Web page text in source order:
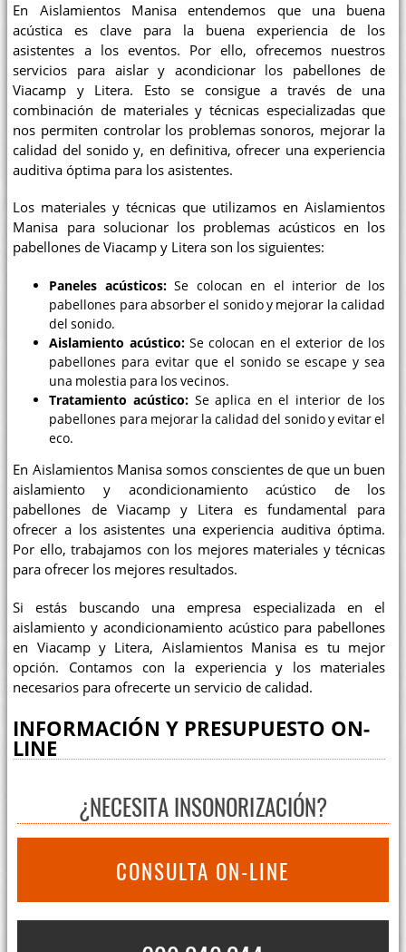
En Aislamientos Manisa entendemos que una buena
acústica es clave para la buena experiencia de los
asistentes a los eventos. Por ello, ofrecemos nuestros
servicios para aislar y acondicionar los pabellones de
Viacamp y Litera. Esto se consigue a través de una
combinación de materiales y técnicas especializadas que
nos permiten controlar los problemas sonoros, mejorar la
calidad del sonido y, en definitiva, ofrecer una experiencia
auditiva óptima para los asistentes.
Los materiales y técnicas que utilizamos en Aislamientos
Manisa para solucionar los problemas acústicos en los
pabellones de Viacamp y Litera son los siguientes:
Paneles acústicos:Se colocan en el interior de los
pabellones para absorber el sonido y mejorar la calidad
del sonido.
Aislamiento acústico:Se colocan en el exterior de los
pabellones para evitar que el sonido se escape y sea
una molestia para los vecinos.
Tratamiento acústico: Se aplica en el interior de los
pabellones para mejorar la calidad del sonido y evitar el
eco.
En Aislamientos Manisa somos conscientes de que un buen
aislamiento y acondicionamiento acústico de los
pabellones de Viacamp y Litera es fundamental para
ofrecer a los asistentes una experiencia auditiva óptima.
Por ello, trabajamos con los mejores materiales y técnicas
para ofrecer los mejores resultados.
Si estás buscando una empresa especializada en el
aislamiento y acondicionamiento acústico para pabellones
en Viacamp y Litera, Aislamientos Manisa es tu mejor
opción. Contamos con la experiencia y los materiales
necesarios para ofrecerte un servicio de calidad.
INFORMACIÓN Y PRESUPUESTO ON-
LINE
¿NECESITA INSONORIZACIÓN?
CONSULTA ON-LINE